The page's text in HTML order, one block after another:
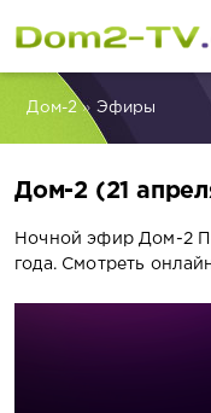
Дом-2» Эфиры
Дом-2 (21
Ночной эфир Дом-2
года. Смотреть